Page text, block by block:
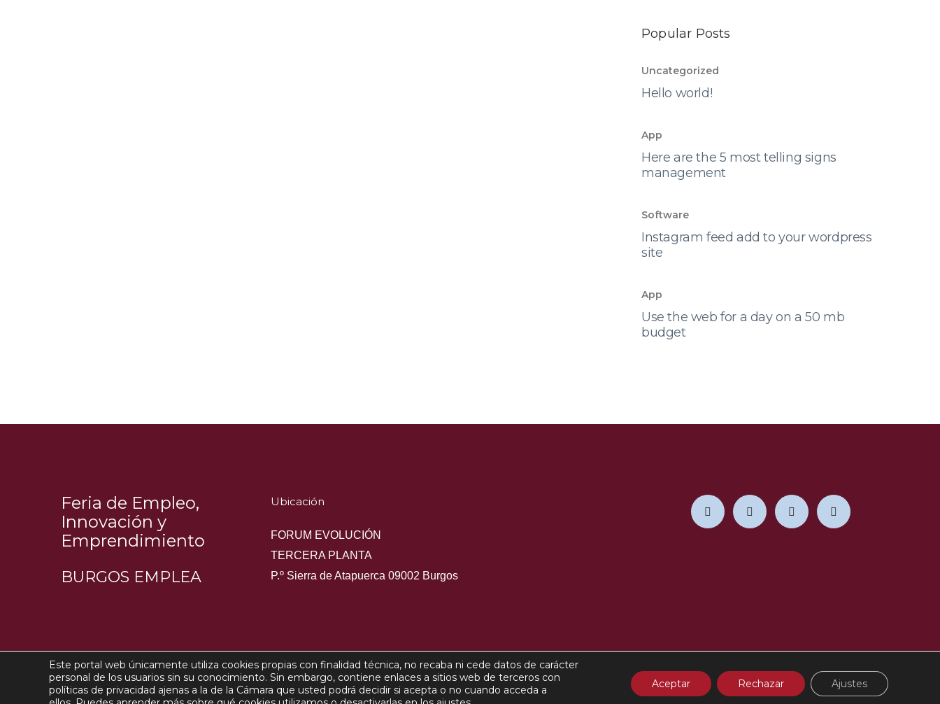
Popular Posts
Uncategorized
Hello world!
App
Here are the 5 most telling signs
management
Software
Instagram feed add to your wordpress
site
App
Use the web for a day on a 50 mb
budget
Feria de Empleo,
Innovación y
Emprendimiento
BURGOS EMPLEA
Ubicación
FORUM EVOLUCIÓN
TERCERA PLANTA
P.º Sierra de Atapuerca 09002 Burgos
Copyright © 2022 Cámara Oficial de Comercio, Industria y Servicios de Burgos
Aviso Legal
Política de privacidad Política de Cookies Política de privacidad en RRSS
Este portal web únicamente utiliza cookies propias con finalidad técnica, no recaba ni cede datos de carácter
personal de los usuarios sin su conocimiento. Sin embargo, contiene enlaces a sitios web de terceros con
políticas de privacidad ajenas a la de la Cámara que usted podrá decidir si acepta o no cuando acceda a
Aceptar Rechazar Ajustes